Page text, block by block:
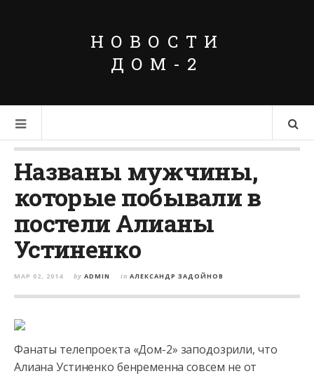
НОВОСТИ
ДОМ-2
Названы мужчины,
которые побывали в
постели Алианы
Устиненко
МАР 02, 2014 by ADMIN in АЛЕКСАНДР ЗАДОЙНОВ
Фанаты телепроекта «Дом-2» заподозрили, что
Алиана Устиненко бенременна совсем не от